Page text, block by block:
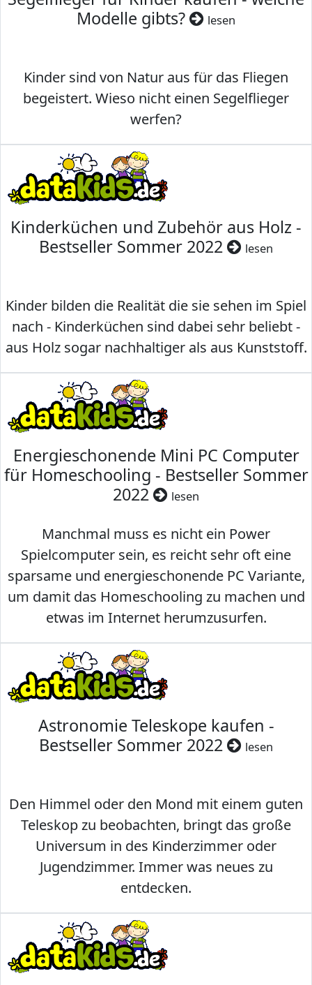
Modelle gibts?
lesen
Kinder sind von Natur aus für das Fliegen
begeistert. Wieso nicht einen Segelflieger
werfen?
Kinderküchen und Zubehör aus Holz -
Bestseller Sommer 2022
lesen
Kinder bilden die Realität die sie sehen im Spiel
nach - Kinderküchen sind dabei sehr beliebt -
aus Holz sogar nachhaltiger als aus Kunststoff.
Energieschonende Mini PC Computer
für Homeschooling - Bestseller Sommer
2022
lesen
Manchmal muss es nicht ein Power
Spielcomputer sein, es reicht sehr oft eine
sparsame und energieschonende PC Variante,
um damit das Homeschooling zu machen und
etwas im Internet herumzusurfen.
Astronomie Teleskope kaufen -
Bestseller Sommer 2022
lesen
Den Himmel oder den Mond mit einem guten
Teleskop zu beobachten, bringt das große
Universum in des Kinderzimmer oder
Jugendzimmer. Immer was neues zu
entdecken.